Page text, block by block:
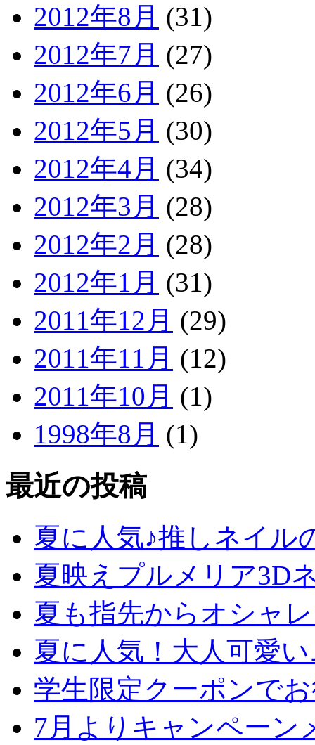
2012年8月 (31)
2012年7月 (27)
2012年6月 (26)
2012年5月 (30)
2012年4月 (34)
2012年3月 (28)
2012年2月 (28)
2012年1月 (31)
2011年12月 (29)
2011年11月 (12)
2011年10月 (1)
1998年8月 (1)
最近の投稿
夏に人気♪推しネイル
夏映えプルメリア3D
夏も指先からオシャ
夏に人気！大人可愛
学生限定クーポンで
7月よりキャンペーン